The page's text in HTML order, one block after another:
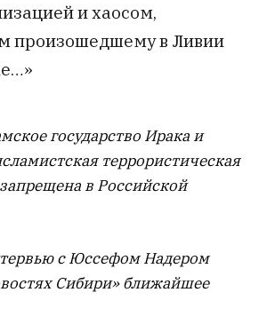
и хаосом,
произошедшему в Ливии
государство Ирака и
террористическая
в Российской
с Юссефом Надером
Сибири» ближайшее